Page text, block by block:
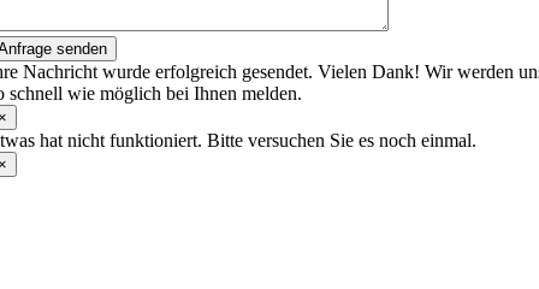
senden
Nachricht wurde erfolgreich gesendet. Vielen Dank! Wir werden
schnell wie möglich bei Ihnen melden.
hat nicht funktioniert. Bitte versuchen Sie es noch einmal.